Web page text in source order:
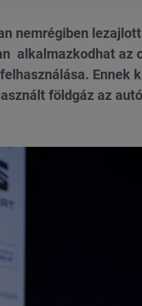
nemrégiben
alkalmazkodhat az
Ennek
földgáz az